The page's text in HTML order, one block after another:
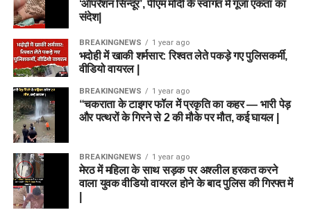
‘ऑपरेशन सिन्दूर’, पीएम मोदी के स्वागत में गूंजा एकता का
संदेश|
BREAKINGNEWS 1 year ago
भदोही में खाकी शर्मसार: रिश्वत लेते पकड़े गए पुलिसकर्मी,
वीडियो वायरल |
BREAKINGNEWS 1 year ago
“चकराता के टाइगर फॉल में प्रकृति का कहर — भारी पेड़
और पत्थरों के गिरने से 2 की मौके पर मौत, कई घायल |
BREAKINGNEWS 1 year ago
मेरठ में महिला के साथ सड़क पर अश्लील हरकत करने
वाला युवक वीडियो वायरल होने के बाद पुलिस की गिरफ्त में